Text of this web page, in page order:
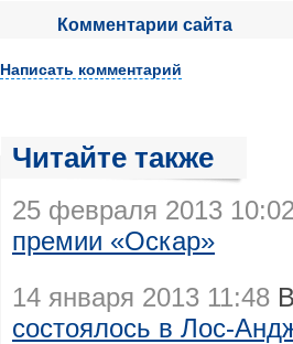
Комментарии сайта
Написать комментарий
Читайте также
25 февраля 2013 10:02
премии «Оскар»
14 января 2013 11:48
состоялось в Лос-